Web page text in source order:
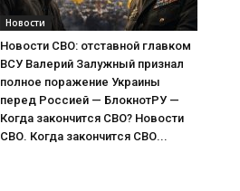
Новости
Новости СВО: отставной главком
ВСУ Валерий Залужный признал
полное поражение Украины
перед Россией — БлокнотРУ —
Когда закончится СВО? Новости
СВО. Когда закончится СВО...